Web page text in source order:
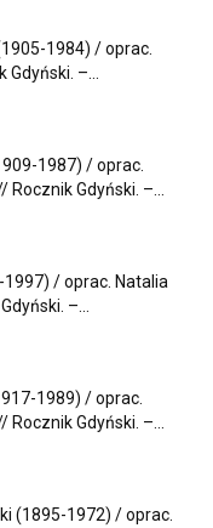
1984) / oprac.
–...
1987) / oprac.
Gdyński. –...
/ oprac. Natalia
–...
1989) / oprac.
Gdyński. –...
(1895-1972) / oprac.